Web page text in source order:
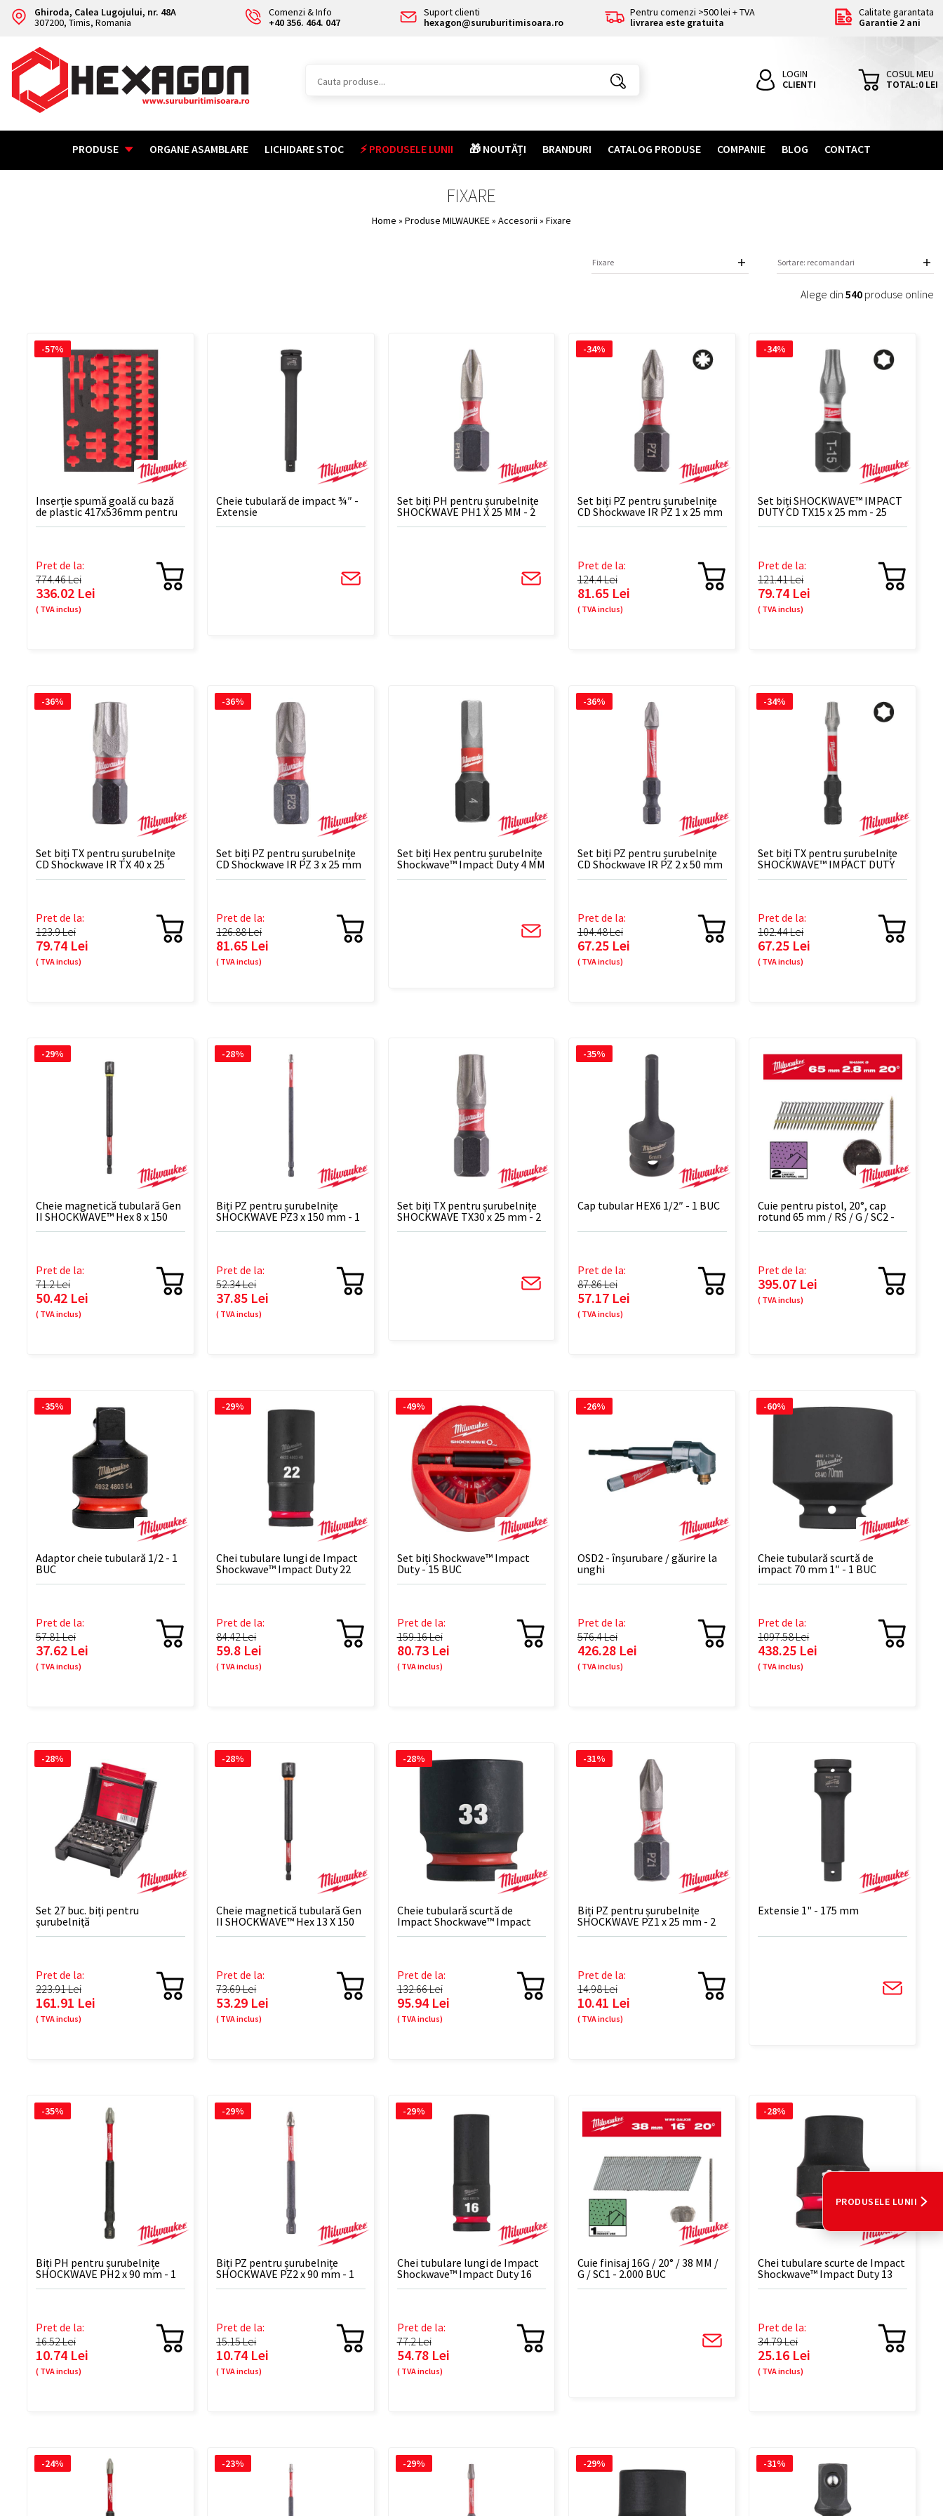
Ghiroda, Calea Lugojului, nr. 48A
307200, Timis, Romania
Comenzi & Info
+40 356. 464. 047
Suport clienti
hexagon@suruburitimisoara.ro
Pentru comenzi >500 lei + TVA
livrarea este gratuita
Calitate garantata
Garantie 2 ani
COSUL MEU
TOTAL:0LEI
LOGIN
CLIENTI
PRODUSE ORGANE ASAMBLARE LICHIDARE STOC ⚡ PRODUSELE LUNII 🎁 NOUTĂȚI BRANDURI CATALOG PRODUSE COMPANIE BLOG CONTACT
FIXARE
Home » Produse MILWAUKEE» Accesorii » Fixare
Alege din 540produse online
Inserție spumă goală cu bază
de plastic 417x536mm pentru
tubulare lungi 1/2" - 1 BUC
Pret de la:
774.46 Lei
336.02 Lei
( TVA inclus)
-57%
Cheie tubulară de impact ¾″ -
Extensie
Set biți PH pentru șurubelnițe
SHOCKWAVE PH1 X 25 MM - 2
BUC
Set biți PZ pentru șurubelnițe
CD Shockwave IR PZ 1 x 25 mm
- 25 BUC
Pret de la:
124.4 Lei
81.65 Lei
( TVA inclus)
-34%
Set biți SHOCKWAVE™ IMPACT
DUTY CD TX15 x 25 mm - 25
BUC
Pret de la:
121.41 Lei
79.74 Lei
( TVA inclus)
-34%
Set biți TX pentru șurubelnițe
CD Shockwave IR TX 40 x 25
mm - 25 BUC
Pret de la:
123.9 Lei
79.74 Lei
( TVA inclus)
-36%
Set biți PZ pentru șurubelnițe
CD Shockwave IR PZ 3 x 25 mm
- 25 BUC
Pret de la:
126.88 Lei
81.65 Lei
( TVA inclus)
-36%
Set biți Hex pentru șurubelnițe
Shockwave™ Impact Duty 4 MM
X 25 MM - 2 BUC
Set biți PZ pentru șurubelnițe
CD Shockwave IR PZ 2 x 50 mm
- 10 BUC
Pret de la:
104.48 Lei
67.25 Lei
( TVA inclus)
-36%
Set biți TX pentru șurubelnițe
SHOCKWAVE™ IMPACT DUTY
CD TX25 50mm - 10 BUC
Pret de la:
102.44 Lei
67.25 Lei
( TVA inclus)
-34%
Cheie magnetică tubulară Gen
II SHOCKWAVE™ Hex 8 x 150
mm - 1 BUC
Pret de la:
71.2 Lei
50.42 Lei
( TVA inclus)
-29%
Biți PZ pentru șurubelnițe
SHOCKWAVE PZ3 x 150 mm - 1
buc
Pret de la:
52.34 Lei
37.85 Lei
( TVA inclus)
-28%
Set biți TX pentru șurubelnițe
SHOCKWAVE TX30 x 25 mm - 2
buc
Cap tubular HEX6 1/2″ - 1 BUC
Pret de la:
87.86 Lei
57.17 Lei
( TVA inclus)
-35%
Cuie pentru pistol, 20°, cap
rotund 65 mm / RS / G / SC2 -
2.000 BUC
Pret de la:
395.07 Lei
( TVA inclus)
Adaptor cheie tubulară 1/2 - 1
BUC
Pret de la:
57.81 Lei
37.62 Lei
( TVA inclus)
-35%
Chei tubulare lungi de Impact
Shockwave™ Impact Duty 22
mm 1/2″ - 1 BUC
Pret de la:
84.42 Lei
59.8 Lei
( TVA inclus)
-29%
Set biți Shockwave™ Impact
Duty - 15 BUC
Pret de la:
159.16 Lei
80.73 Lei
( TVA inclus)
-49%
OSD2 - înșurubare / găurire la
unghi
Pret de la:
576.4 Lei
426.28 Lei
( TVA inclus)
-26%
Cheie tubulară scurtă de
impact 70 mm 1″ - 1 BUC
Pret de la:
1097.58 Lei
438.25 Lei
( TVA inclus)
-60%
Set 27 buc. biți pentru
șurubelniță
Pret de la:
223.91 Lei
161.91 Lei
( TVA inclus)
-28%
Cheie magnetică tubulară Gen
II SHOCKWAVE™ Hex 13 X 150
mm - 1 BUC
Pret de la:
73.69 Lei
53.29 Lei
( TVA inclus)
-28%
Cheie tubulară scurtă de
Impact Shockwave™ Impact
Duty 33 mm 3/4″ - 1 BUC
Pret de la:
132.66 Lei
95.94 Lei
( TVA inclus)
-28%
Biți PZ pentru șurubelnițe
SHOCKWAVE PZ1 x 25 mm - 2
BUC
Pret de la:
14.98 Lei
10.41 Lei
( TVA inclus)
-31%
Extensie 1" - 175 mm
Biți PH pentru șurubelnițe
SHOCKWAVE PH2 x 90 mm - 1
buc
Pret de la:
16.52 Lei
10.74 Lei
( TVA inclus)
-35%
Biți PZ pentru șurubelnițe
SHOCKWAVE PZ2 x 90 mm - 1
BUC
Pret de la:
15.15 Lei
10.74 Lei
( TVA inclus)
-29%
Chei tubulare lungi de Impact
Shockwave™ Impact Duty 16
mm 1/2″ - 1 BUC
Pret de la:
77.2 Lei
54.78 Lei
( TVA inclus)
-29%
Cuie finisaj 16G / 20° / 38 MM /
G / SC1 - 2.000 BUC
Chei tubulare scurte de Impact
Shockwave™ Impact Duty 13
mm 1/2" - 1 BUC
Pret de la:
34.79 Lei
25.16 Lei
( TVA inclus)
-28%
-24% -23% -29% -29% -31%
PRODUSELE LUNII